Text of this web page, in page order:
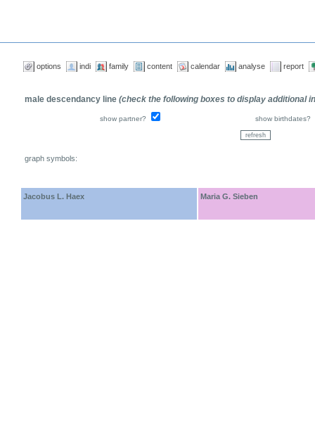
options indi family content calendar analyse report
male descendancy line (check the following boxes to display additional
show partner? show birthdates?
graph symbols:
Jacobus L. Haex Maria G. Sieben